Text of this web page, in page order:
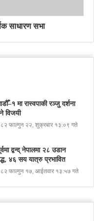
साधारण सभा
मा रास्वपाकी रञ्जु दर्शना
विजयी
फाल्गुन २२, शुक्रबार १३:०९ गते
द्वन्द् नेपालमा २८ उडान
४६ सय यात्रु प्रभावित
फाल्गुन १७, आईतवार १३:५७ गते